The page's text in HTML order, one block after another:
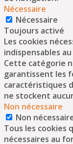
Nécessaire
Nécessaire
Toujours activé
Les cookies
indispensables
Cette catégorie
garantissent les
caractéristiques
ne stockent
Non nécessaire
Non
Tous les cookies
nécessaires au